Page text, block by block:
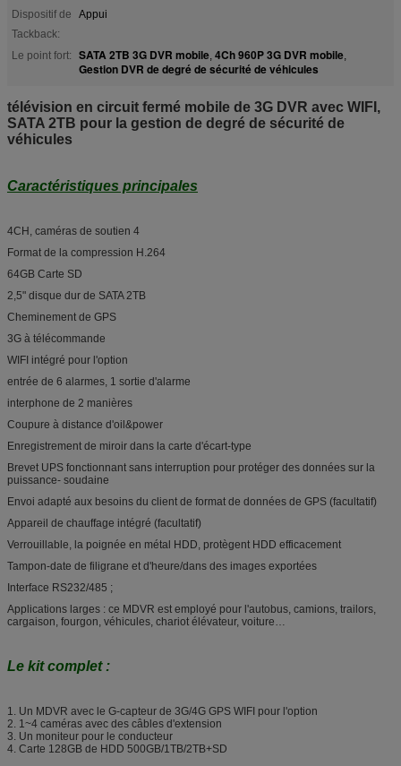
Dispositif de
Tackback:
Appui
Le point fort: SATA 2TB 3G DVR mobile, 4Ch 960P 3G DVR mobile,
Gestion DVR de degré de sécurité de véhicules
télévision en circuit fermé mobile de 3G DVR avec WIFI,
SATA 2TB pour la gestion de degré de sécurité de
véhicules
Caractéristiques principales
4CH, caméras de soutien 4
Format de la compression H.264
64GB Carte SD
2,5" disque dur de SATA 2TB
Cheminement de GPS
3G à télécommande
WIFI intégré pour l'option
entrée de 6 alarmes, 1 sortie d'alarme
interphone de 2 manières
Coupure à distance d'oil&power
Enregistrement de miroir dans la carte d'écart-type
Brevet UPS fonctionnant sans interruption pour protéger des données sur la
puissance- soudaine
Envoi adapté aux besoins du client de format de données de GPS (facultatif)
Appareil de chauffage intégré (facultatif)
Verrouillable, la poignée en métal HDD, protègent HDD efficacement
Tampon-date de filigrane et d'heure/dans des images exportées
Interface RS232/485 ;
Applications larges : ce MDVR est employé pour l'autobus, camions, trailors,
cargaison, fourgon, véhicules, chariot élévateur, voiture…
Le kit complet :
1. Un MDVR avec le G-capteur de 3G/4G GPS WIFI pour l'option
2. 1~4 caméras avec des câbles d'extension
3. Un moniteur pour le conducteur
4. Carte 128GB de HDD 500GB/1TB/2TB+SD